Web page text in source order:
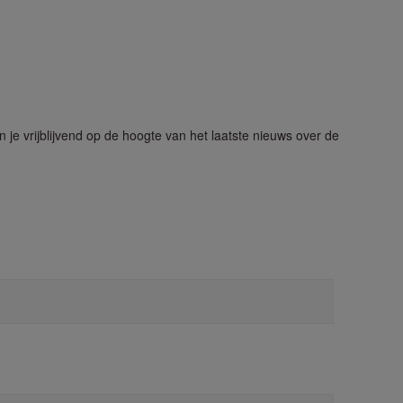
vrijblijvend op de hoogte van het laatste nieuws over de